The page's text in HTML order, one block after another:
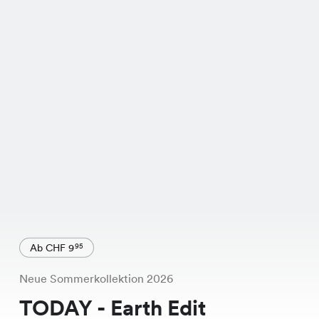
Ab CHF 995
Neue Sommerkollektion 2026
TODAY - Earth Edit